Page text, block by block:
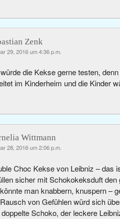
Zenk
29, 2016 um 4:36 p.m.
die Kekse gerne testen,
im Kinderheim und die Kinder
Wittmann
28, 2016 um 2:06 p.m.
Choc Kekse von Leibniz – das
sicher mit Schokokeksduft den
man knabbern, knuspern –
von Gefühlen würd sich
doppelte Schoko, der leckere